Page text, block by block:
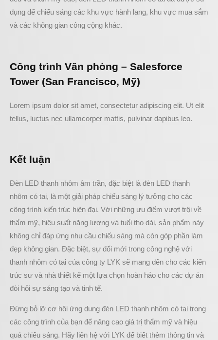
dụng để chiếu sáng các khu vực hành lang, khu vực mua sắm
và các không gian công cộng khác.
Công trình Văn phòng – Salesforce
Tower (San Francisco, Mỹ)
Lorem ipsum dolor sit amet, consectetur adipiscing elit. Ut elit
tellus, luctus nec ullamcorper mattis, pulvinar dapibus leo.
Kết luận
Đèn LED thanh nhôm âm trần, đặc biệt là đèn LED thanh
nhôm có tai, là một giải pháp chiếu sáng lý tưởng cho các
công trình kiến trúc hiện đại. Với những ưu điểm vượt trội về
thẩm mỹ, hiệu suất năng lượng và tuổi thọ dài, sản phẩm này
không chỉ đáp ứng nhu cầu chiếu sáng mà còn góp phần làm
đẹp không gian. Đặc biệt, sự đổi mới trong công nghệ với
thanh nhôm có tai của công ty LYK sẽ mang đến cho các kiến
trúc sư và nhà thiết kế một lựa chọn hoàn hảo cho các dự án
đòi hỏi sự sáng tạo và tinh tế.
Đừng bỏ lỡ cơ hội ứng dụng đèn LED thanh nhôm có tai trong
các công trình của bạn để nâng cao giá trị thẩm mỹ và hiệu
quả chiếu sáng. Hãy liên hệ với LYK để biết thêm thông tin và